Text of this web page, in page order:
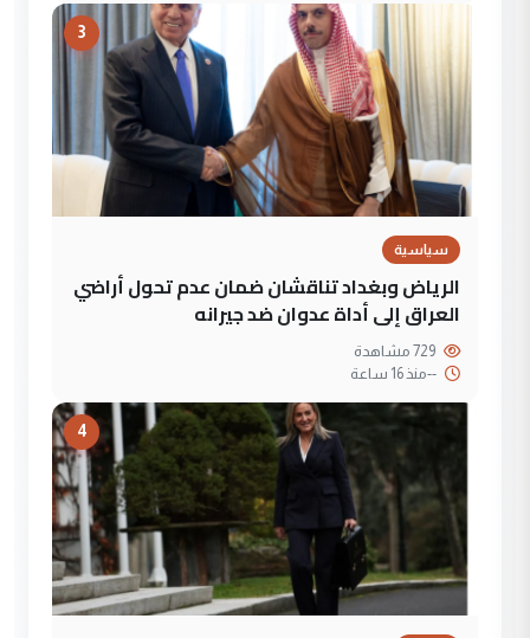
3
سياسية
الرياض وبغداد تناقشان ضمان عدم تحول أراضي
العراق إلى أداة عدوان ضد جيرانه
--منذ 16 ساعة
4